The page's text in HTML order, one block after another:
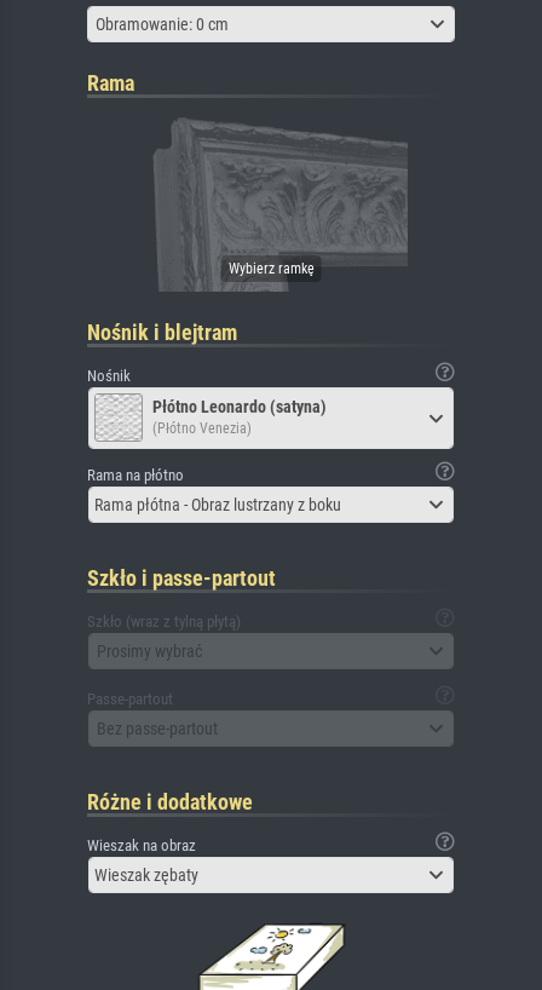
Obramowanie: 0 cm
Rama
Nośnik i blejtram
Nośnik
Płótno Leonardo (satyna)
(Płótno Venezia)
Rama na płótno
Rama płótna - Obraz lustrzany z boku
Szkło i passe-partout
Szkło (wraz z tylną płytą)
Prosimy wybrać
Passe-partout
Bez passe-partout
Różne i dodatkowe
Wieszak na obraz
Wieszak zębaty